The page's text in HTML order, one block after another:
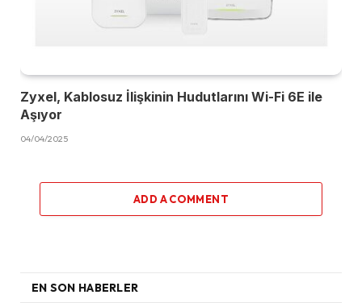
Zyxel, Kablosuz İlişkinin Hudutlarını Wi-Fi 6E ile
Aşıyor
04/04/2025
ADD A COMMENT
EN SON HABERLER